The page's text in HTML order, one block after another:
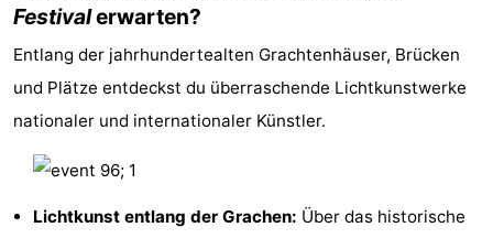
Sehen
tun
Museen
-
Denkmäler
Kirchen
-
Festivalerwarten?
Entlang der jahrhundertealten Grachtenhäuser, Brücken
und Plätze entdeckst du überraschende Lichtkunstwerke
nationaler und internationaler Künstler.
Lichtkunst entlang der Grachen: Über das historische